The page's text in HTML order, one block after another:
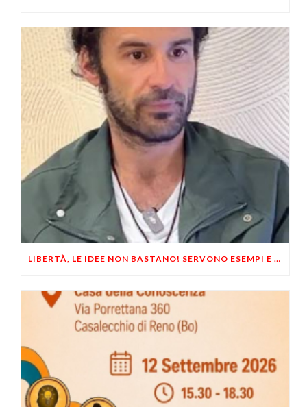
LIBERTÀ, LE IDEE NON BASTANO! SERVONO ESEMPI E UN PO’ DI COERENZA